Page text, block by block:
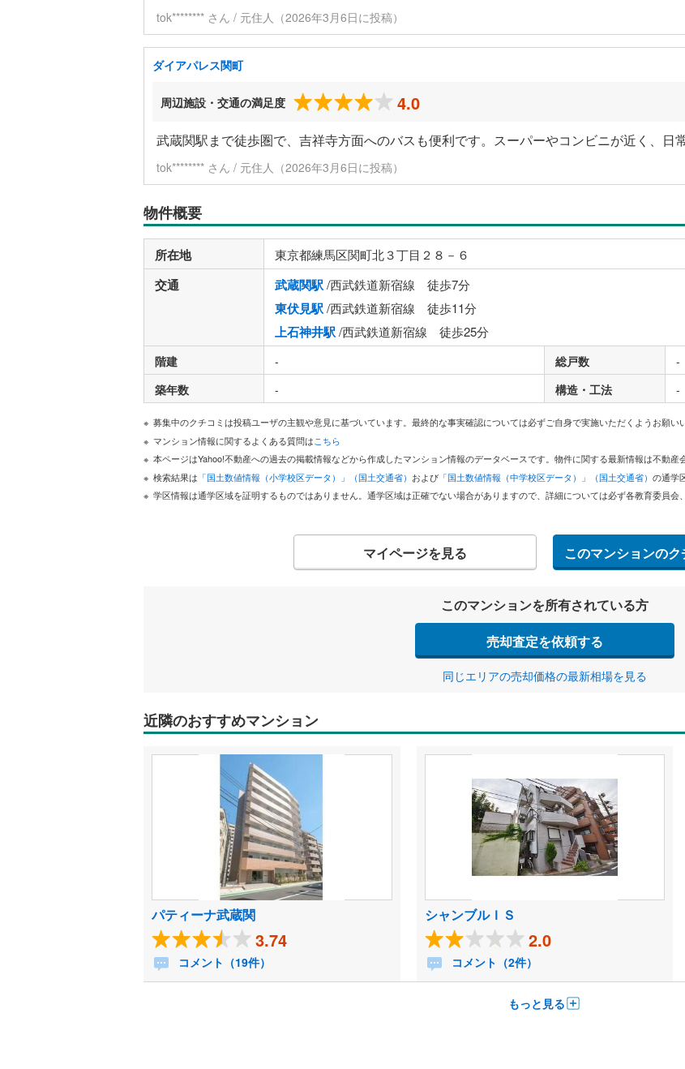
tok******** さん / 元住人（2026年3月6日に投稿）
ダイアパレス関町
周辺施設・交通の満足度 4.0
武蔵関駅まで徒歩圏で、吉祥寺方面へのバスも便利です。スーパーやコンビニが近く、日
tok******** さん / 元住人（2026年3月6日に投稿）
物件概要
所在地 東京都練馬区関町北３丁目２８－６
交通 武蔵関駅/西武鉄道新宿線 徒歩7分
東伏見駅/西武鉄道新宿線 徒歩11分
上石神井駅/西武鉄道新宿線 徒歩25分
階建 - 総戸数
-
築年数
- 構造・工法 -
募集中のクチコミは投稿ユーザの主観や意見に基づいています。最終的な事実確認については必ずご自身で実施いただくようお願い
マンション情報に関するよくある質問はこちら
本ページはYahoo!不動産への過去の掲載情報などから作成したマンション情報のデータベースです。物件に関する最新情報は不動産
検索結果は 「国土数値情報（小学校区データ）」（国土交通省） および 「国土数値情報（中学校区データ）」（国土交通省） の通学
学区情報は通学区域を証明するものではありません。通学区域は正確でない場合がありますので、詳細については必ず各教育委員会
マイページを見る このマンションの
このマンションを所有されている方
売却査定を依頼する
同じエリアの売却価格の最新相場を見る
近隣のおすすめマンション
パティーナ武蔵関
3.74
コメント（19件）
シャンブルＩＳ
2.0
コメント（2件）
もっと見る